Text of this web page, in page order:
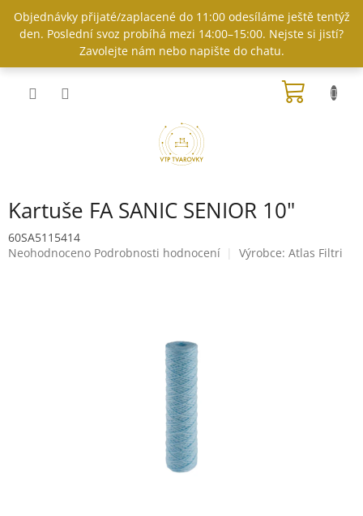
obsah
Objednávky přijaté/zaplacené do 11:00 odesíláme ještě tentýž
den. Poslední svoz probíhá mezi 14:00–15:00. Nejste si jistí?
Zavolejte nám nebo napište do chatu.
Kartuše FA SANIC SENIOR 10"
60SA5115414
Průměrné
Neohodnoceno Podrobnosti hodnocení Výrobce: Atlas Filtri